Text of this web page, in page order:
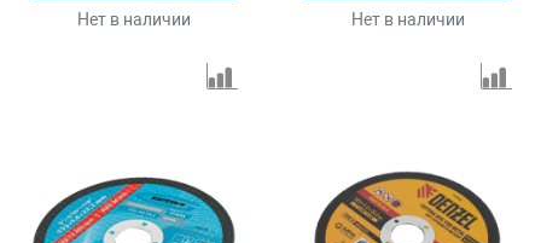
Нет в наличии Нет в наличии